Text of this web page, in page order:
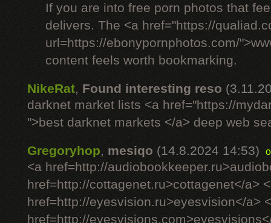
If you are into free porn photos that
delivers. The <a href="https://
url=https://ebonypornphotos.com/
content feels worth bookmarking.
NikeRat, Found interesting reso
darknet market lists <a href="https://
">best darknet markets </a> deep web
Gregoryhop, mesiqo (14.8.2024 14:53)
<a href=http://
href=http://cottagenet.ru>cottagenet</a>
href=http://eyesvision.ru>eyesvision</a>
href=http://